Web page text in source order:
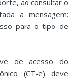
ao consultar o
a mensagem:
para o tipo de
de acesso do
(CT-e) deve